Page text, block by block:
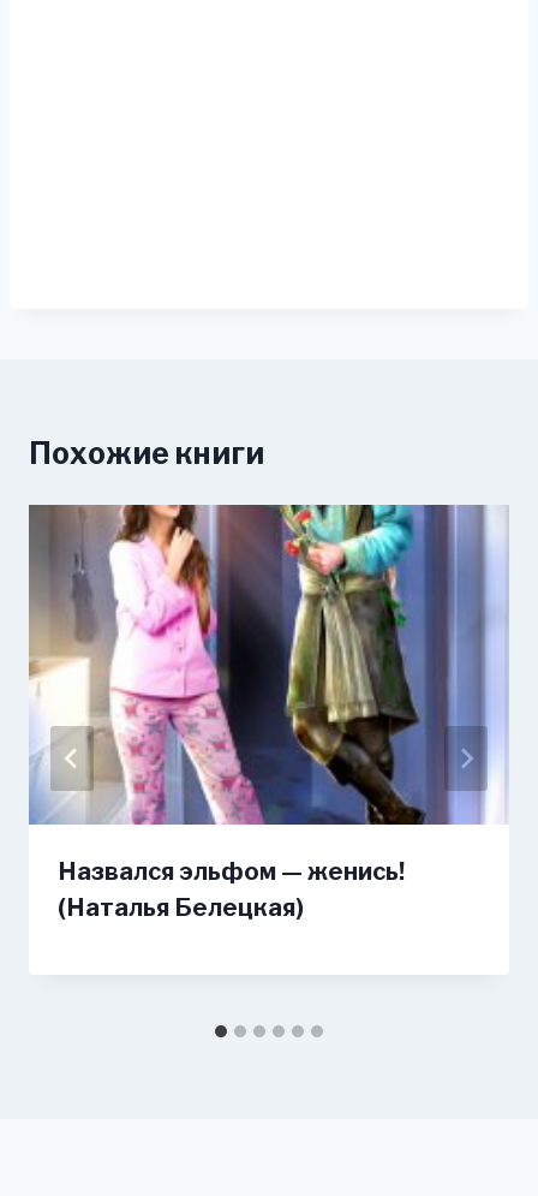
Похожие книги
Назвался эльфом — женись!
(Наталья Белецкая)